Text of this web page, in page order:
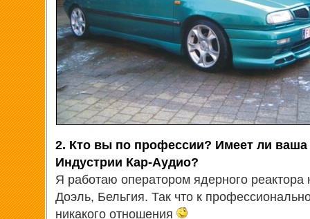
2. Кто вы по профессии? Имеет ли ваша
Индустрии Кар-Аудио?
Я работаю оператором ядерного реактора
Доэль, Бельгия. Так что к
никакого отношения